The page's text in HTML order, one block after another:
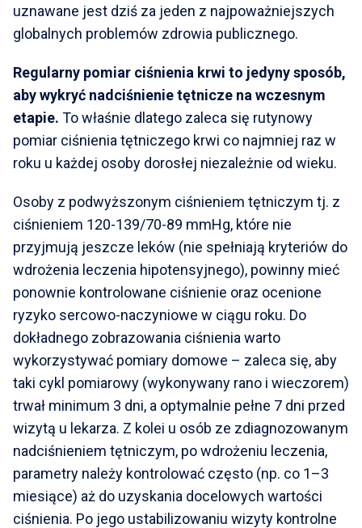
uznawane jest dziś za jeden z najpoważniejszych
globalnych problemów zdrowia publicznego.
Regularny pomiar ciśnienia krwi to jedyny sposób,
aby wykryć nadciśnienie tętnicze na wczesnym
etapie. To właśnie dlatego zaleca się rutynowy
pomiar ciśnienia tętniczego krwi co najmniej raz w
roku u każdej osoby dorosłej niezależnie od wieku.
Osoby z podwyższonym ciśnieniem tętniczym tj. z
ciśnieniem 120-139/70-89 mmHg, które nie
przyjmują jeszcze leków (nie spełniają kryteriów do
wdrożenia leczenia hipotensyjnego), powinny mieć
ponownie kontrolowane ciśnienie oraz ocenione
ryzyko sercowo-naczyniowe w ciągu roku. Do
dokładnego zobrazowania ciśnienia warto
wykorzystywać pomiary domowe – zaleca się, aby
taki cykl pomiarowy (wykonywany rano i wieczorem)
trwał minimum 3 dni, a optymalnie pełne 7 dni przed
wizytą u lekarza. Z kolei u osób ze zdiagnozowanym
nadciśnieniem tętniczym, po wdrożeniu leczenia,
parametry należy kontrolować często (np. co 1–3
miesiące) aż do uzyskania docelowych wartości
ciśnienia. Po jego ustabilizowaniu wizyty kontrolne